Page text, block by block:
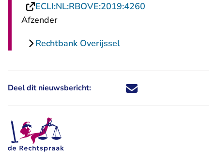
ECLI:NL:RBOVE:2019:4260
Afzender
Rechtbank Overijssel
Deel dit nieuwsbericht: Deel dit nieuwsbericht via X -
Deel dit nieuwsbericht via
Deel dit nieuwsbericht
Deel dit